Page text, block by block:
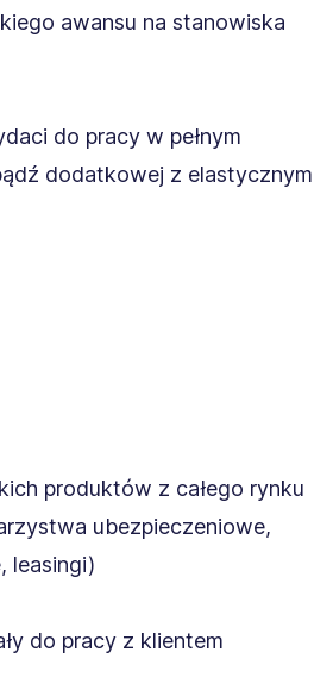
awansu na stanowiska
do pracy w pełnym
dodatkowej z elastycznym
produktów z całego rynku
ubezpieczeniowe,
leasingi)
do pracy z klientem